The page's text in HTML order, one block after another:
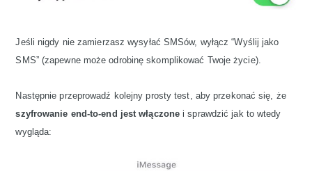
Jeśli nigdy nie zamierzasz wysyłać SMSów, wyłącz “Wyślij jako
SMS” (zapewne może odrobinę skomplikować Twoje życie).
Następnie przeprowadź kolejny prosty test, aby przekonać się, że
szyfrowanie end-to-end jest włączone i sprawdzić jak to wtedy
wygląda: